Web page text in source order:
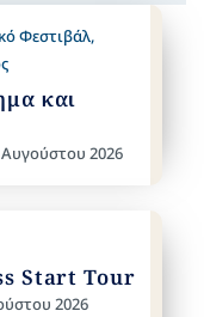
Φεστιβάλ,
και
2026
Start Tour
2026